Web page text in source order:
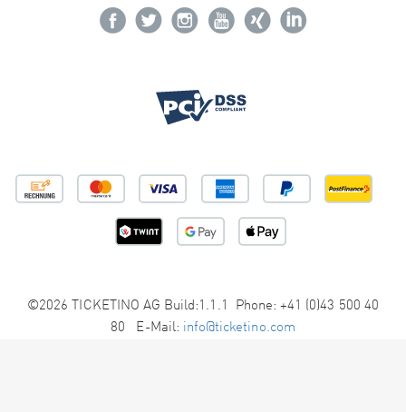
©2026 TICKETINO AG Build:1.1.1 Phone: +41 (0)43 500 40
80 E-Mail: info@ticketino.com